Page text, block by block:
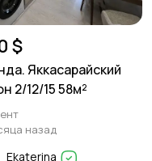
$
Яккасарайский
2/12/15 58м²
назад
Ekaterina